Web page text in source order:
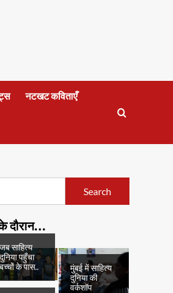
नटखट कविताएँ
दौरान…
साहित्य
पहुँचा
के पास..
मुंबई में साहित्य
दुनिया की
वर्कशॉप